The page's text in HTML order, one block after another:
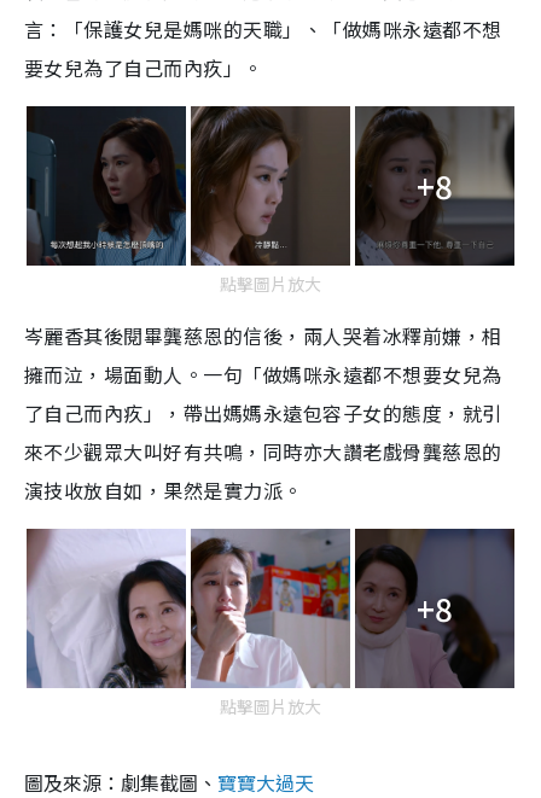
言：「保護女兒是媽咪的天職」、「做媽咪永遠都不想
要女兒為了自己而內疚」。
+8
點擊圖片放大
岑麗香其後閱畢龔慈恩的信後，兩人哭着冰釋前嫌，相
擁而泣，場面動人。一句「做媽咪永遠都不想要女兒為
了自己而內疚」，帶出媽媽永遠包容子女的態度，就引
來不少觀眾大叫好有共鳴，同時亦大讚老戲骨龔慈恩的
演技收放自如，果然是實力派。
+8
點擊圖片放大
圖及來源：劇集截圖、 寶寶大過天